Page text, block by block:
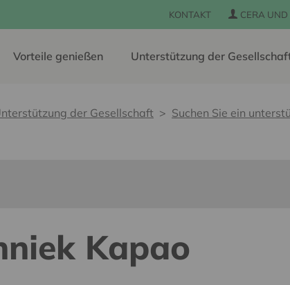
KONTAKT CERA UND
Vorteile genießen Unterstützung der
der Gesellschaft
Suchen Sie ein
Kapao